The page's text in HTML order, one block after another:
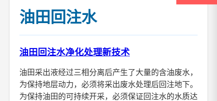
油田回注水
油田回注水净化处理新技术
油田采出液经过三相分离后产生了大量的含油废水，
为保持地层动力，必须将采出废水处理后回注地下。
为保持油田的可持续开采，必须保证回注水的水质达